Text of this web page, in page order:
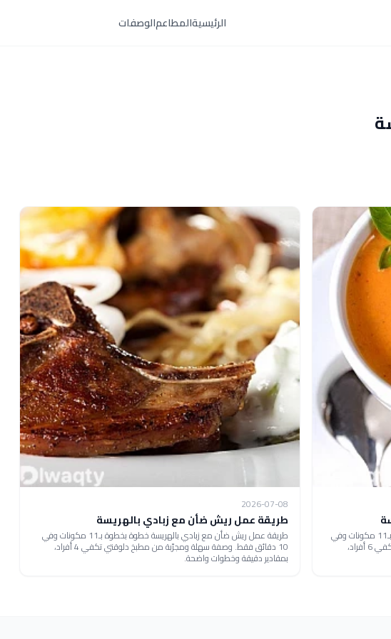
الرئيسيةالمطاعمالوصفات
طريقة عمل حساء الطماطم البارد والهريسة خطوة بخطوة بـ11 مكونات وفي
10 دقائق فقط. وصفة سهلة ومجرّبة من مطبخ دلوقتي تكفي 6 أفراد،
2026-07-08
طريقة عمل ريش ضأن مع زبادي بالهريسة
طريقة عمل ريش ضأن مع زبادي بالهريسة خطوة بخطوة بـ11 مكونات وفي
10 دقائق فقط. وصفة سهلة ومجرّبة من مطبخ دلوقتي تكفي 4 أفراد،
بمقادير دقيقة وخطوات واضحة.